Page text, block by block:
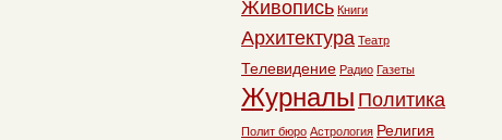
Живопись Книги
Архитектура Театр
Телевидение Радио Газеты
Журналы Политика
Полит бюро Астрология Религия